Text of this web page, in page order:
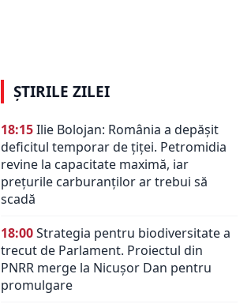
ȘTIRILE ZILEI
18:15Ilie Bolojan: România a depășit
deficitul temporar de țiței. Petromidia
revine la capacitate maximă, iar
prețurile carburanților ar trebui să
scadă
18:00Strategia pentru biodiversitate a
trecut de Parlament. Proiectul din
PNRR merge la Nicușor Dan pentru
promulgare